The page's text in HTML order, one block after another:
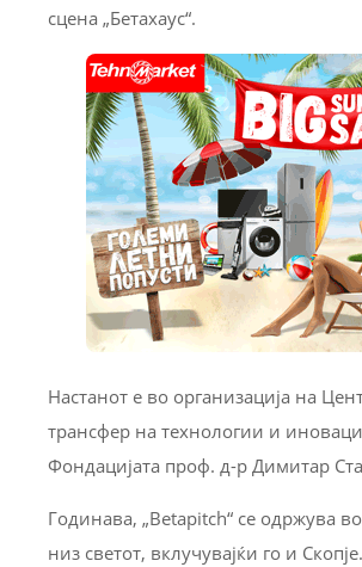
сцена „Бетахаус“.
Настанот е во организација на
трансфер на технологии и
Фондацијата проф. д-р Димитар
Годинава, „Betapitch“ се одржува
низ светот, вклучувајќи го и Скопје.